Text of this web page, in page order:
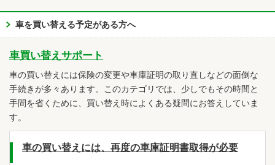
車を買い替える予定がある方へ
車買い替えサポート
車の買い替えには保険の変更や車庫証明の取り直しなどの面倒な
手続きが多々あります。このカテゴリでは、少しでもその時間と
手間を省くために、買い替え時によくある疑問にお答えしていま
す。
車の買い替えには、再度の車庫証明書取得が必要